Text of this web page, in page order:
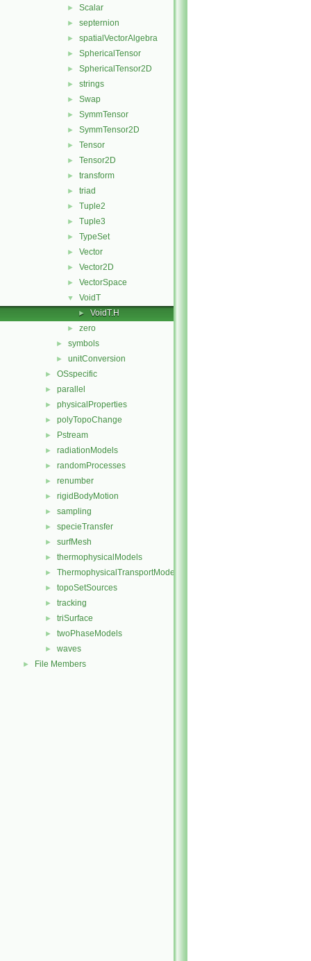
► Scalar
► septernion
► spatialVectorAlgebra
► SphericalTensor
► SphericalTensor2D
► strings
► Swap
► SymmTensor
► SymmTensor2D
► Tensor
► Tensor2D
► transform
► triad
► Tuple2
► Tuple3
► TypeSet
► Vector
► Vector2D
► VectorSpace
▼ VoidT
► VoidT.H
► zero
► symbols
► unitConversion
► OSspecific
► parallel
► physicalProperties
► polyTopoChange
► Pstream
► radiationModels
► randomProcesses
► renumber
► rigidBodyMotion
► sampling
► specieTransfer
► surfMesh
► thermophysicalModels
► ThermophysicalTransportModels
► topoSetSources
► tracking
► triSurface
► twoPhaseModels
► waves
► File Members